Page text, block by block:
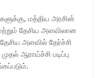
மத்திய அரசின்
தேசிய அளவிலான
தேசிய அளவில் தேர்ச்சி
ஆராய்ச்சி படிப்பு